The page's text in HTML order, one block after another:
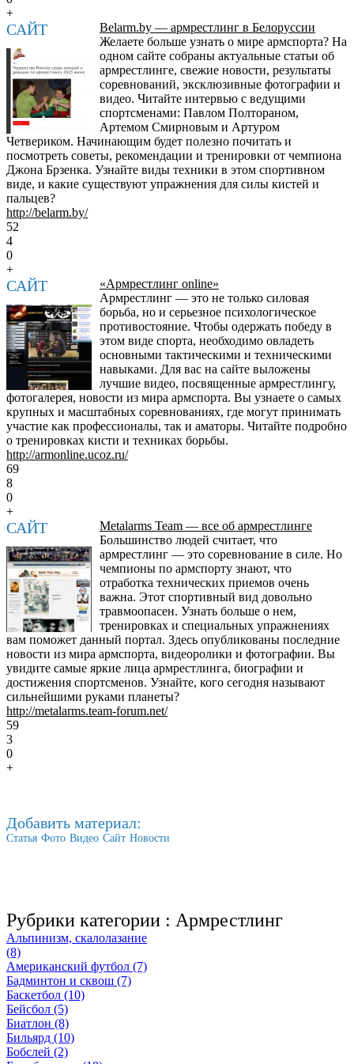
+
САЙТ
Belarm.by — армрестлинг в Белоруссии
Желаете больше узнать о мире армспорта? На
одном сайте собраны актуальные статьи об
армрестлинге, свежие новости, результаты
соревнований, эксклюзивные фотографии и
видео. Читайте интервью с ведущими
спортсменами: Павлом Полтораном,
Артемом Смирновым и Артуром
Четвериком. Начинающим будет полезно почитать и
посмотреть советы, рекомендации и тренировки от чемпиона
Джона Брзенка. Узнайте виды техники в этом спортивном
виде, и какие существуют упражнения для силы кистей и
пальцев?
http://belarm.by/
52
4
0
+
САЙТ
«Армрестлинг online»
Армрестлинг — это не только силовая
борьба, но и серьезное психологическое
противостояние. Чтобы одержать победу в
этом виде спорта, необходимо овладеть
основными тактическими и техническими
навыками. Для вас на сайте выложены
лучшие видео, посвященные армрестлингу,
фотогалерея, новости из мира армспорта. Вы узнаете о самых
крупных и масштабных соревнованиях, где могут принимать
участие как профессионалы, так и аматоры. Читайте подробно
о тренировках кисти и техниках борьбы.
http://armonline.ucoz.ru/
69
8
0
+
САЙТ
Metalarms Team — все об армрестлинге
Большинство людей считает, что
армрестлинг — это соревнование в силе. Но
чемпионы по армспорту знают, что
отработка технических приемов очень
важна. Этот спортивный вид довольно
травмоопасен. Узнать больше о нем,
тренировках и специальных упражнениях
вам поможет данный портал. Здесь опубликованы последние
новости из мира армспорта, видеоролики и фотографии. Вы
увидите самые яркие лица армрестлинга, биографии и
достижения спортсменов. Узнайте, кого сегодня называют
сильнейшими руками планеты?
http://metalarms.team-forum.net/
59
3
0
+
Добавить материал:
Статья Фото Видео Сайт Новости
Рубрики категории : Армрестлинг
Альпинизм, скалолазание
(8)
Американский футбол (7)
Бадминтон и сквош (7)
Баскетбол (10)
Бейсбол (5)
Биатлон (8)
Бильярд (10)
Бобслей (2)